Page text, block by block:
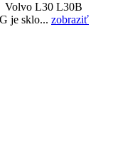
Volvo L30 L30B
je sklo... zobraziť